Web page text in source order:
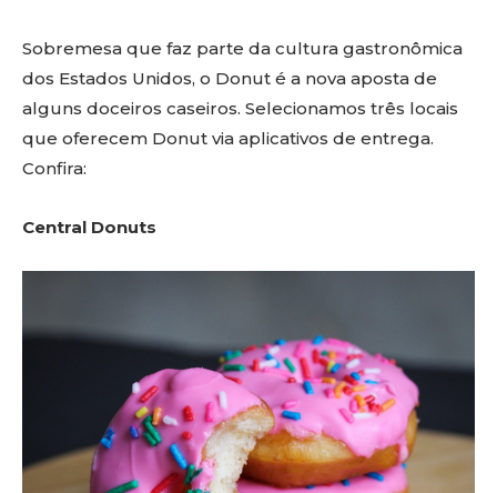
Sobremesa que faz parte da cultura gastronômica
dos Estados Unidos, o Donut é a nova aposta de
alguns doceiros caseiros. Selecionamos três locais
que oferecem Donut via aplicativos de entrega.
Confira:
Central Donuts